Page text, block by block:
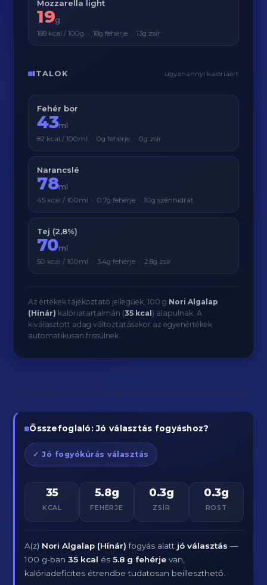
Mozzarella light
19g
188 kcal / 100g · 18g fehérje · 13g zsír
ITALOK ugyanannyi kalóriáért
Fehér bor
43ml
82 kcal / 100ml · 0g fehérje · 0g zsír
Narancslé
78ml
45 kcal / 100ml · 0.7g fehérje · 10g szénhidrát
Tej (2,8%)
70ml
50 kcal / 100ml · 3.4g fehérje · 2.8g zsír
Az értékek tájékoztató jellegűek, 100 g Nori Algalap
(Hínár) kalóriatartalmán (35 kcal ) alapulnak. A
kiválasztott adag változtatásakor az egyenértékek
automatikusan frissülnek.
Összefoglaló: Jó választás fogyáshoz?
✓ Jó fogyókúrás választás
35
KCAL
5.8g
FEHÉRJE
0.3g
ZSÍR
0.3g
ROST
A(z) Nori Algalap (Hínár) fogyás alatt jó választás —
100 g-ban35 kcal és5.8 g fehérje van,
kalóriadeficites étrendbe tudatosan beilleszthető.